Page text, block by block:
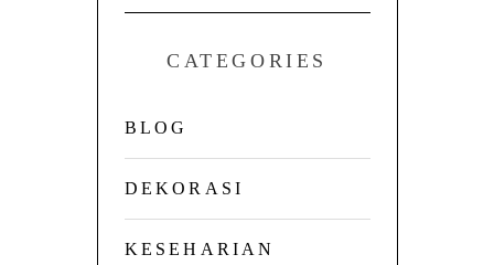
CATEGORIES
BLOG
DEKORASI
KESEHARIAN